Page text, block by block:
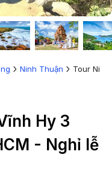
Ninh Thuận Tour
Hy 3
- Nghỉ lễ